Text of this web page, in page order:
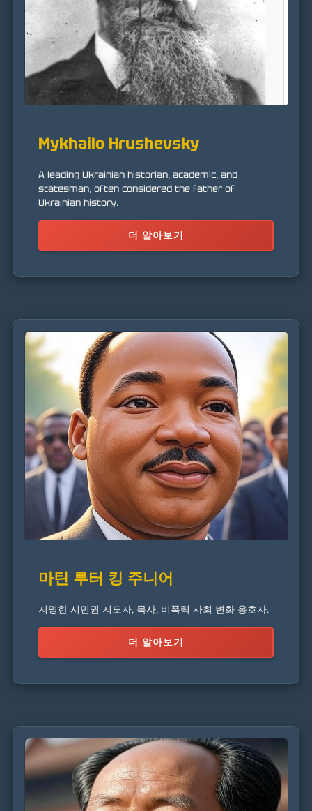
Mykhailo Hrushevsky
A leading Ukrainian historian, academic, and
statesman, often considered the father of
Ukrainian history.
더 알아보기
마틴 루터 킹 주니어
저명한 시민권 지도자, 목사, 비폭력 사회 변화 옹호자.
더 알아보기